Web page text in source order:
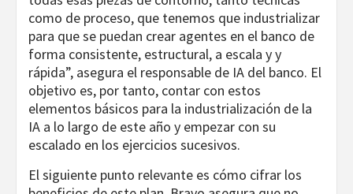
como de proceso, que tenemos que industrializar
para que se puedan crear agentes en el banco de
forma consistente, estructural, a escala y y
rápida”, asegura el responsable de IA del banco. El
objetivo es, por tanto, contar con estos
elementos básicos para la industrialización de la
IA a lo largo de este año y empezar con su
escalado en los ejercicios sucesivos.
El siguiente punto relevante es cómo cifrar los